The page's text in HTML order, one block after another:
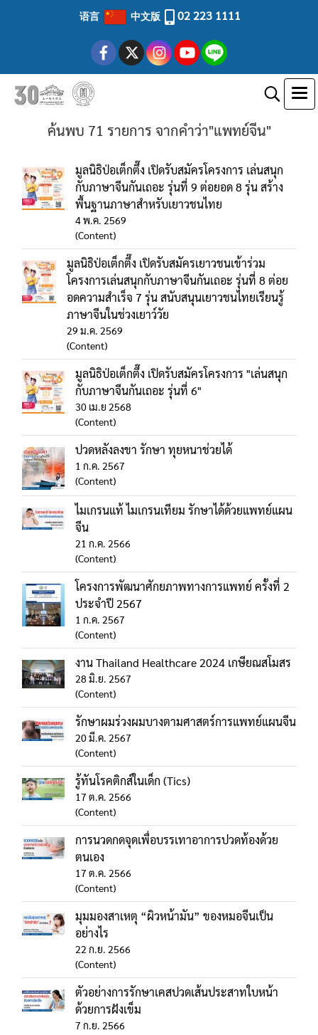
语言 中文版 02 223 1111
ค้นพบ 71 รายการ จากคำว่า"แพทย์จีน"
มูลนิธิป่อเต็กตึ๊ง เปิดรับสมัครโครงการ เล่นสนุก
กับภาษาจีนกันเถอะ รุ่นที่ 9 ต่อยอด 8 รุ่น สร้าง
พื้นฐานภาษาสำหรับเยาวชนไทย
4 พ.ค. 2569
(Content)
มูลนิธิป่อเต็กตึ๊ง เปิดรับสมัครเยาวชนเข้าร่วม
โครงการเล่นสนุกกับภาษาจีนกันเถอะ รุ่นที่ 8 ต่อย
อดความสำเร็จ 7 รุ่น สนับสนุนเยาวชนไทยเรียนรู้
ภาษาจีนในช่วงเยาว์วัย
29 ม.ค. 2569
(Content)
มูลนิธิป่อเต็กตึ๊ง เปิดรับสมัครโครงการ "เล่นสนุก
กับภาษาจีนกันเถอะ รุ่นที่ 6"
30 เม.ย 2568
(Content)
ปวดหลังลงขา รักษา ทุยหนาช่วยได้
1 ก.ค. 2567
(Content)
ไมเกรนแท้ ไมเกรนเทียม รักษาได้ด้วยแพทย์แผน
จีน
21 ก.ค. 2566
(Content)
โครงการพัฒนาศักยภาพทางการแพทย์ ครั้งที่ 2
ประจำปี 2567
1 ก.ค. 2567
(Content)
งาน Thailand Healthcare 2024 เกษียณสโมสร
28 มิ.ย. 2567
(Content)
รักษาผมร่วงผมบางตามศาสตร์การแพทย์แผนจีน
20 มี.ค. 2567
(Content)
รู้ทันโรคติกส์ในเด็ก (Tics)
17 ต.ค. 2566
(Content)
การนวดกดจุดเพื่อบรรเทาอาการปวดท้องด้วย
ตนเอง
17 ต.ค. 2566
(Content)
มุมมองสาเหตุ “ผิวหน้ามัน” ของหมอจีนเป็น
อย่างไร
22 ก.ย. 2566
(Content)
ตัวอย่างการรักษาเคสปวดเส้นประสาทใบหน้า
ด้วยการฝังเข็ม
7 ก.ย. 2566